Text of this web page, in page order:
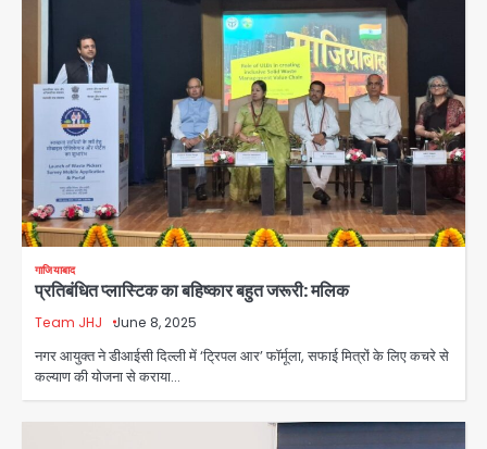
गाजियाबाद
प्रतिबंधित प्लास्टिक का बहिष्कार बहुत जरूरी: मलिक
Team JHJ June 8, 2025
नगर आयुक्त ने डीआईसी दिल्ली में ‘ट्रिपल आर’ फॉर्मूला, सफाई मित्रों के लिए कचरे से
कल्याण की योजना से कराया…